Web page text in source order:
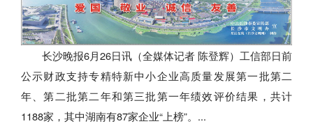
长沙晚报6月26日讯（全媒体记者 陈登辉）工信部日前
公示财政支持专精特新中小企业高质量发展第一批第二
年、第二批第二年和第三批第一年绩效评价结果，共计
1188家，其中湖南有87家企业“上榜”。...